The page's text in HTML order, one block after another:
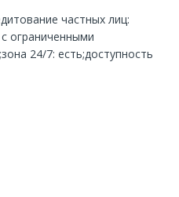
частных лиц:
ограниченными
24/7: есть;доступность